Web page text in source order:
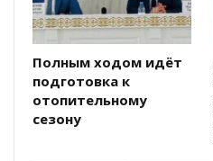
Полным ходом идёт
подготовка к
отопительному
сезону